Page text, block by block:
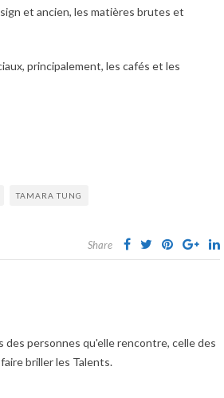
et ancien, les matières brutes et
principalement, les cafés et les
TAMARA TUNG
Share
personnes qu'elle rencontre, celle des
briller les Talents.